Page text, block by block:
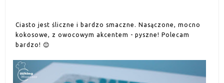
Ciasto jest śliczne i bardzo smaczne. Nasączone, mocno
kokosowe, z owocowym akcentem - pyszne! Polecam
bardzo! 😊